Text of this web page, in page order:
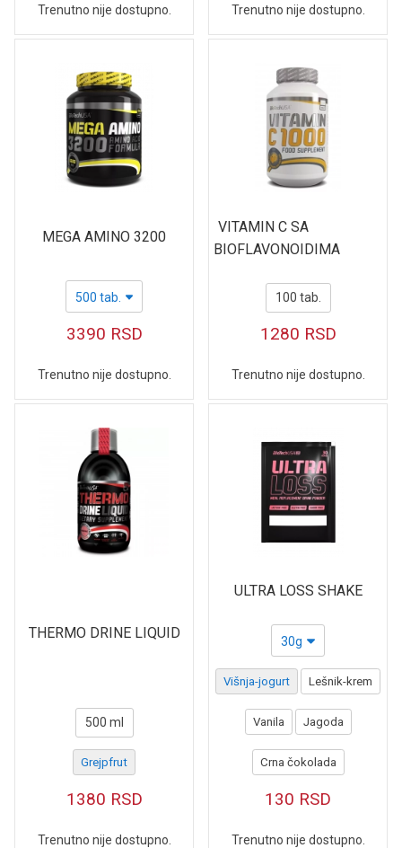
Trenutno nije dostupno. Trenutno nije dostupno.
MEGA AMINO 3200
500 tab.
3390 RSD
Trenutno nije dostupno.
VITAMIN C SA
BIOFLAVONOIDIMA
100 tab.
1280 RSD
Trenutno nije dostupno.
THERMO DRINE LIQUID
500 ml
Grejpfrut
1380 RSD
Trenutno nije dostupno.
ULTRA LOSS SHAKE
30g
Višnja-jogurt Lešnik-krem
Vanila Jagoda
Crna čokolada
130 RSD
Trenutno nije dostupno.